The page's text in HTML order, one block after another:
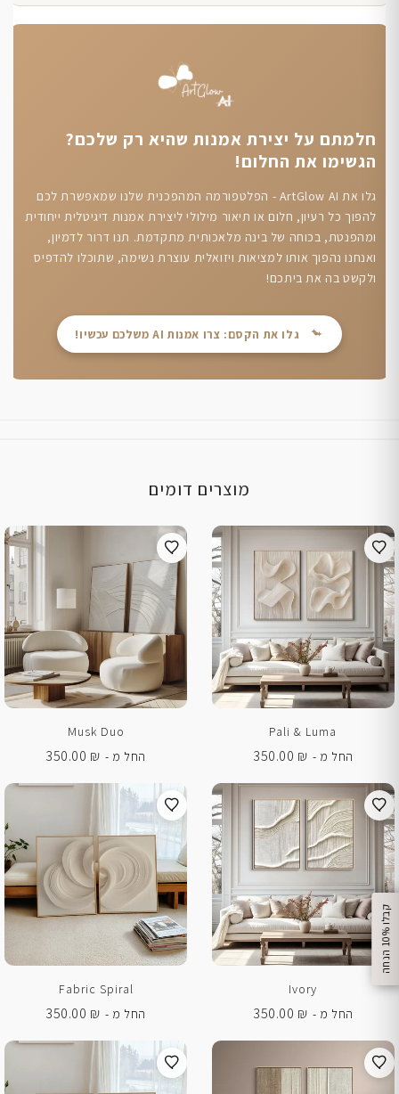
ק
ב
ל
ו
1
0
%
ה
נ
ח
ה
חלמתם על יצירת אמנות שהיא רק שלכם?
הגשימו את החלום!
גלו את ArtGlow AI - הפלטפורמה המהפכנית שלנו שמאפשרת לכם
להפוך כל רעיון, חלום או תיאור מילולי ליצירת אמנות דיגיטלית ייחודית
ומהפנטת, בכוחה של בינה מלאכותית מתקדמת. תנו דרור לדמיון,
ואנחנו נהפוך אותו למציאות ויזואלית עוצרת נשימה, שתוכלו להדפיס
ולקשט בה את ביתכם!
גלו את הקסם: צרו אמנות AI משלכם עכשיו!
מוצרים דומים
Pali & Luma
החל מ -
350.00 ₪
Musk Duo
החל מ -
350.00 ₪
Ivory
החל מ -
350.00 ₪
Fabric Spiral
החל מ -
350.00 ₪